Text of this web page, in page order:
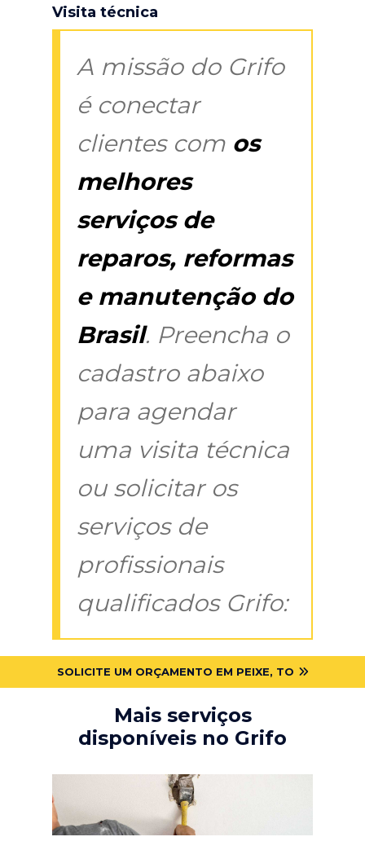
Visita técnica
A missão do Grifo
é conectar
clientes com os
melhores
serviços de
reparos, reformas
e manutenção do
Brasil. Preencha o
cadastro abaixo
para agendar
uma visita técnica
ou solicitar os
serviços de
profissionais
qualificados Grifo:
SOLICITE UM ORÇAMENTO EM PEIXE, TO
Mais serviços
disponíveis no Grifo